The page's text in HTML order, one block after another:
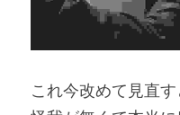
これ今改めて見直す